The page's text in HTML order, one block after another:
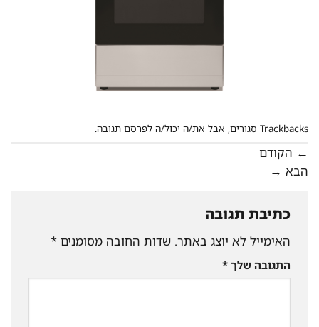
Trackbacks סגורים, אבל את/ה יכול/ה לפרסם תגובה.
← הקודם
הבא →
כתיבת תגובה
האימייל לא יוצג באתר. שדות החובה מסומנים *
התגובה שלך *